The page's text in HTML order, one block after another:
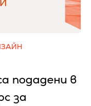
подадени в
за